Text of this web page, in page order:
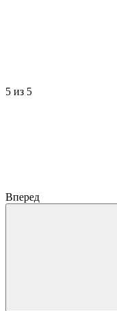
5 из 5
Вперед